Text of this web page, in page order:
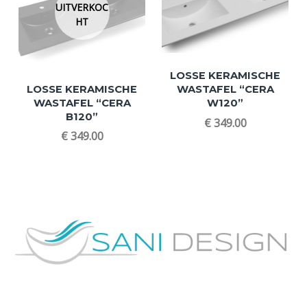
UITVERKOC
HT
LOSSE KERAMISCHE
WASTAFEL “CERA
B120”
€349.00
LOSSE KERAMISCHE
WASTAFEL “CERA
W120”
€349.00